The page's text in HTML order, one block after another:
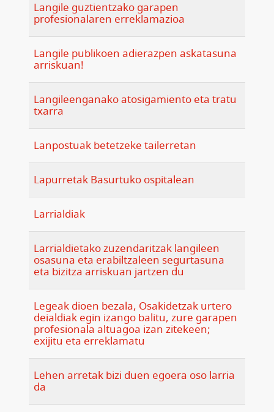
Langile guztientzako garapen
profesionalaren erreklamazioa
Langile publikoen adierazpen askatasuna
arriskuan!
Langileenganako atosigamiento eta tratu
txarra
Lanpostuak betetzeke tailerretan
Lapurretak Basurtuko ospitalean
Larrialdiak
Larrialdietako zuzendaritzak langileen
osasuna eta erabiltzaleen segurtasuna
eta bizitza arriskuan jartzen du
Legeak dioen bezala, Osakidetzak urtero
deialdiak egin izango balitu, zure garapen
profesionala altuagoa izan zitekeen;
exijitu eta erreklamatu
Lehen arretak bizi duen egoera oso larria
da